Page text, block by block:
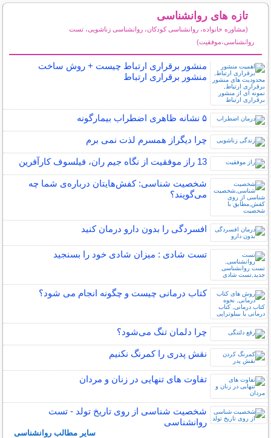
تازه های روانشناسی
(مشاوره خانواده، روانشناسی کودکان، روانشناسی زناشویی، تست
روانشناسی،موفقیت)
منشور برقراری ارتباط چیست + روش ساخت
منشور برقراری ارتباط
۵ نشانه‌ ظاهری اضطراب بیمارگونه
چرا دیگراز همسرم لذت نمی برم
13 راز موفقیت از نگاه جیم ران، فیلسوف کارآفرین
شخصیت شناسی: کفش‌هایتان درباره‌ی شما چه
می‌گویند؟
افسردگی را بدون دارو درمان کنید
تست شادی : میزان شادی خود را بسنجید
کتاب درمانی چیست و چگونه انجام می شود؟
چرا دلمان تنگ می‌شود؟
نقش پدری را کمرنگ نکنیم
تفاوت های تنهایی در زنان و مردان
شخصیت شناسی از روی تاریخ تولد - تست
روانشناسی
سایر مطالب روانشناسی